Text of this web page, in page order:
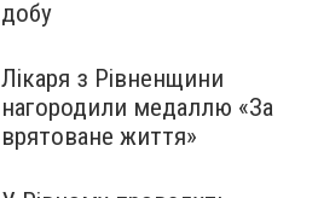
добу
Лікаря з Рівненщини
нагородили медаллю «За
врятоване життя»